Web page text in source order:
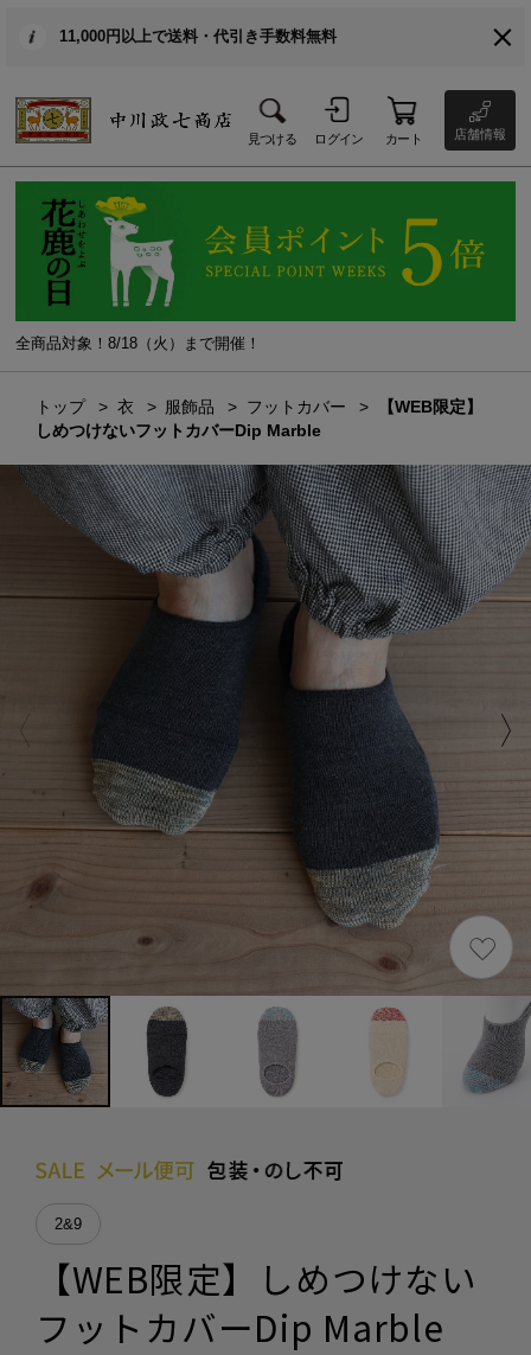
11,000円以上で送料・代引き手数料無料
見つける ログイン カート 店舗情報
全商品対象！8/18（火）まで開催！
トップ 衣 服飾品 フットカバー
【WEB限定】
しめつけないフットカバーDip Marble
2&9
【WEB限定】しめつけない
フットカバーDip Marble